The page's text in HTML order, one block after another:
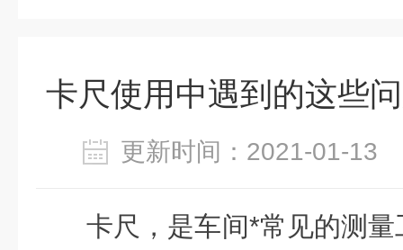
卡尺使用中遇到的这些
更新时间：2021-01-
卡尺，是车间*常见的测